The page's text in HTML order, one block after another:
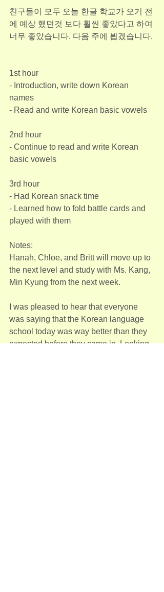
친구들이 모두 오늘 한글 학교가 오기 전
에 예상 했던것 보다 훨씬 좋았다고 하여
너무 좋았습니다. 다음 주에 뵙겠습니다.
1st hour
- Introduction, write down Korean
names
- Read and write Korean basic vowels
2nd hour
- Continue to read and write Korean
basic vowels
3rd hour
- Had Korean snack time
- Learned how to fold battle cards and
played with them
Notes:
Hanah, Chloe, and Britt will move up to
the next level and study with Ms. Kang,
Min Kyung from the next week.
I was pleased to hear that everyone
was saying that the Korean language
school today was way better than they
expected before they came in. Looking